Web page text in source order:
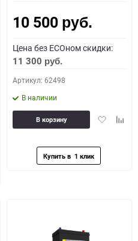
10 500 руб.
Цена без ECOном скидки:
11 300 руб.
Артикул: 62498
В наличии
Добавить
В корзину